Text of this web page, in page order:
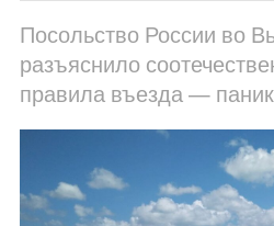
Посольство России во
разъяснило
правила въезда —